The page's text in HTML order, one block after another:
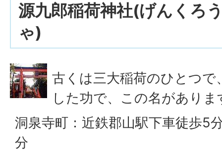
源九郎稲荷神社(げんくろ
ゃ)
古くは三大稲荷のひとつで
した功で、この名がありま
洞泉寺町：近鉄郡山駅下車徒歩5
分